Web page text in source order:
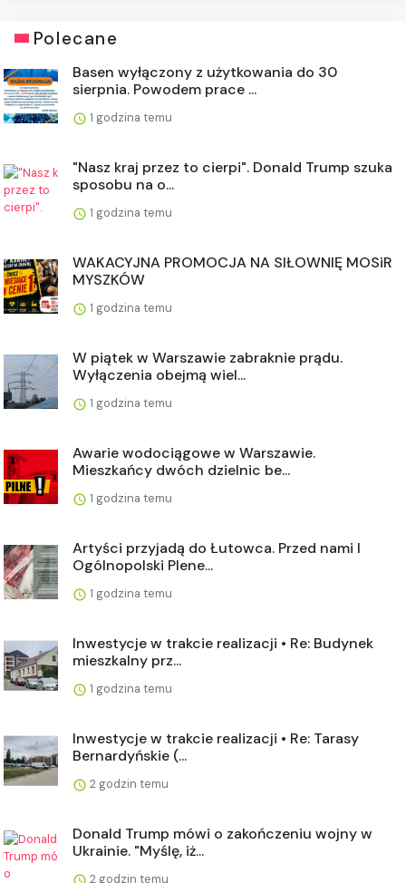
Polecane
Basen wyłączony z użytkowania do 30
sierpnia. Powodem prace ...
1 godzina temu
"Nasz kraj przez to cierpi". Donald Trump szuka
sposobu na o...
1 godzina temu
WAKACYJNA PROMOCJA NA SIŁOWNIĘ MOSiR
MYSZKÓW
1 godzina temu
W piątek w Warszawie zabraknie prądu.
Wyłączenia obejmą wiel...
1 godzina temu
Awarie wodociągowe w Warszawie.
Mieszkańcy dwóch dzielnic be...
1 godzina temu
Artyści przyjadą do Łutowca. Przed nami I
Ogólnopolski Plene...
1 godzina temu
Inwestycje w trakcie realizacji • Re: Budynek
mieszkalny prz...
1 godzina temu
Inwestycje w trakcie realizacji • Re: Tarasy
Bernardyńskie (...
2 godzin temu
Donald Trump mówi o zakończeniu wojny w
Ukrainie. "Myślę, iż...
2 godzin temu